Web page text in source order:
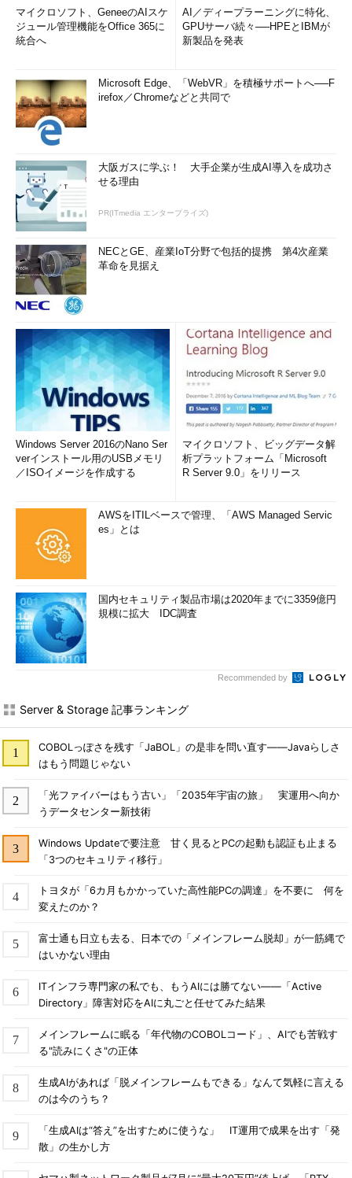
マイクロソフト、GeneeのAIスケ
ジュール管理機能をOffice 365に
統合へ
AI／ディープラーニングに特化、
GPUサーバ続々──HPEとIBMが
新製品を発表
Microsoft Edge、「WebVR」を積極サポートへ──F
irefox／Chromeなどと共同で
大阪ガスに学ぶ！ 大手企業が生成AI導入を成功さ
せる理由
PR(ITmedia エンタープライズ)
NECとGE、産業IoT分野で包括的提携 第4次産業
革命を見据え
Windows Server 2016のNano Ser
verインストール用のUSBメモリ
／ISOイメージを作成する
マイクロソフト、ビッグデータ解
析プラットフォーム「Microsoft
R Server 9.0」をリリース
AWSをITILベースで管理、「AWS Managed Servic
es」とは
国内セキュリティ製品市場は2020年までに3359億円
規模に拡大 IDC調査
Recommended by
Server & Storage 記事ランキング
COBOLっぽさを残す「JaBOL」の是非を問い直す――Javaらしさ
はもう問題じゃない
「光ファイバーはもう古い」「2035年宇宙の旅」 実運用へ向か
うデータセンター新技術
Windows Updateで要注意 甘く見るとPCの起動も認証も止まる
「3つのセキュリティ移行」
トヨタが「6カ月もかかっていた高性能PCの調達」を不要に 何を
変えたのか？
富士通も日立も去る、日本での「メインフレーム脱却」が一筋縄で
はいかない理由
ITインフラ専門家の私でも、もうAIには勝てない――「Active
Directory」障害対応をAIに丸ごと任せてみた結果
メインフレームに眠る「年代物のCOBOLコード」、AIでも苦戦す
る"読みにくさ"の正体
生成AIがあれば「脱メインフレームもできる」なんて気軽に言える
のは今のうち？
「生成AIは“答え”を出すために使うな」 IT運用で成果を出す「発
散」の生かし方